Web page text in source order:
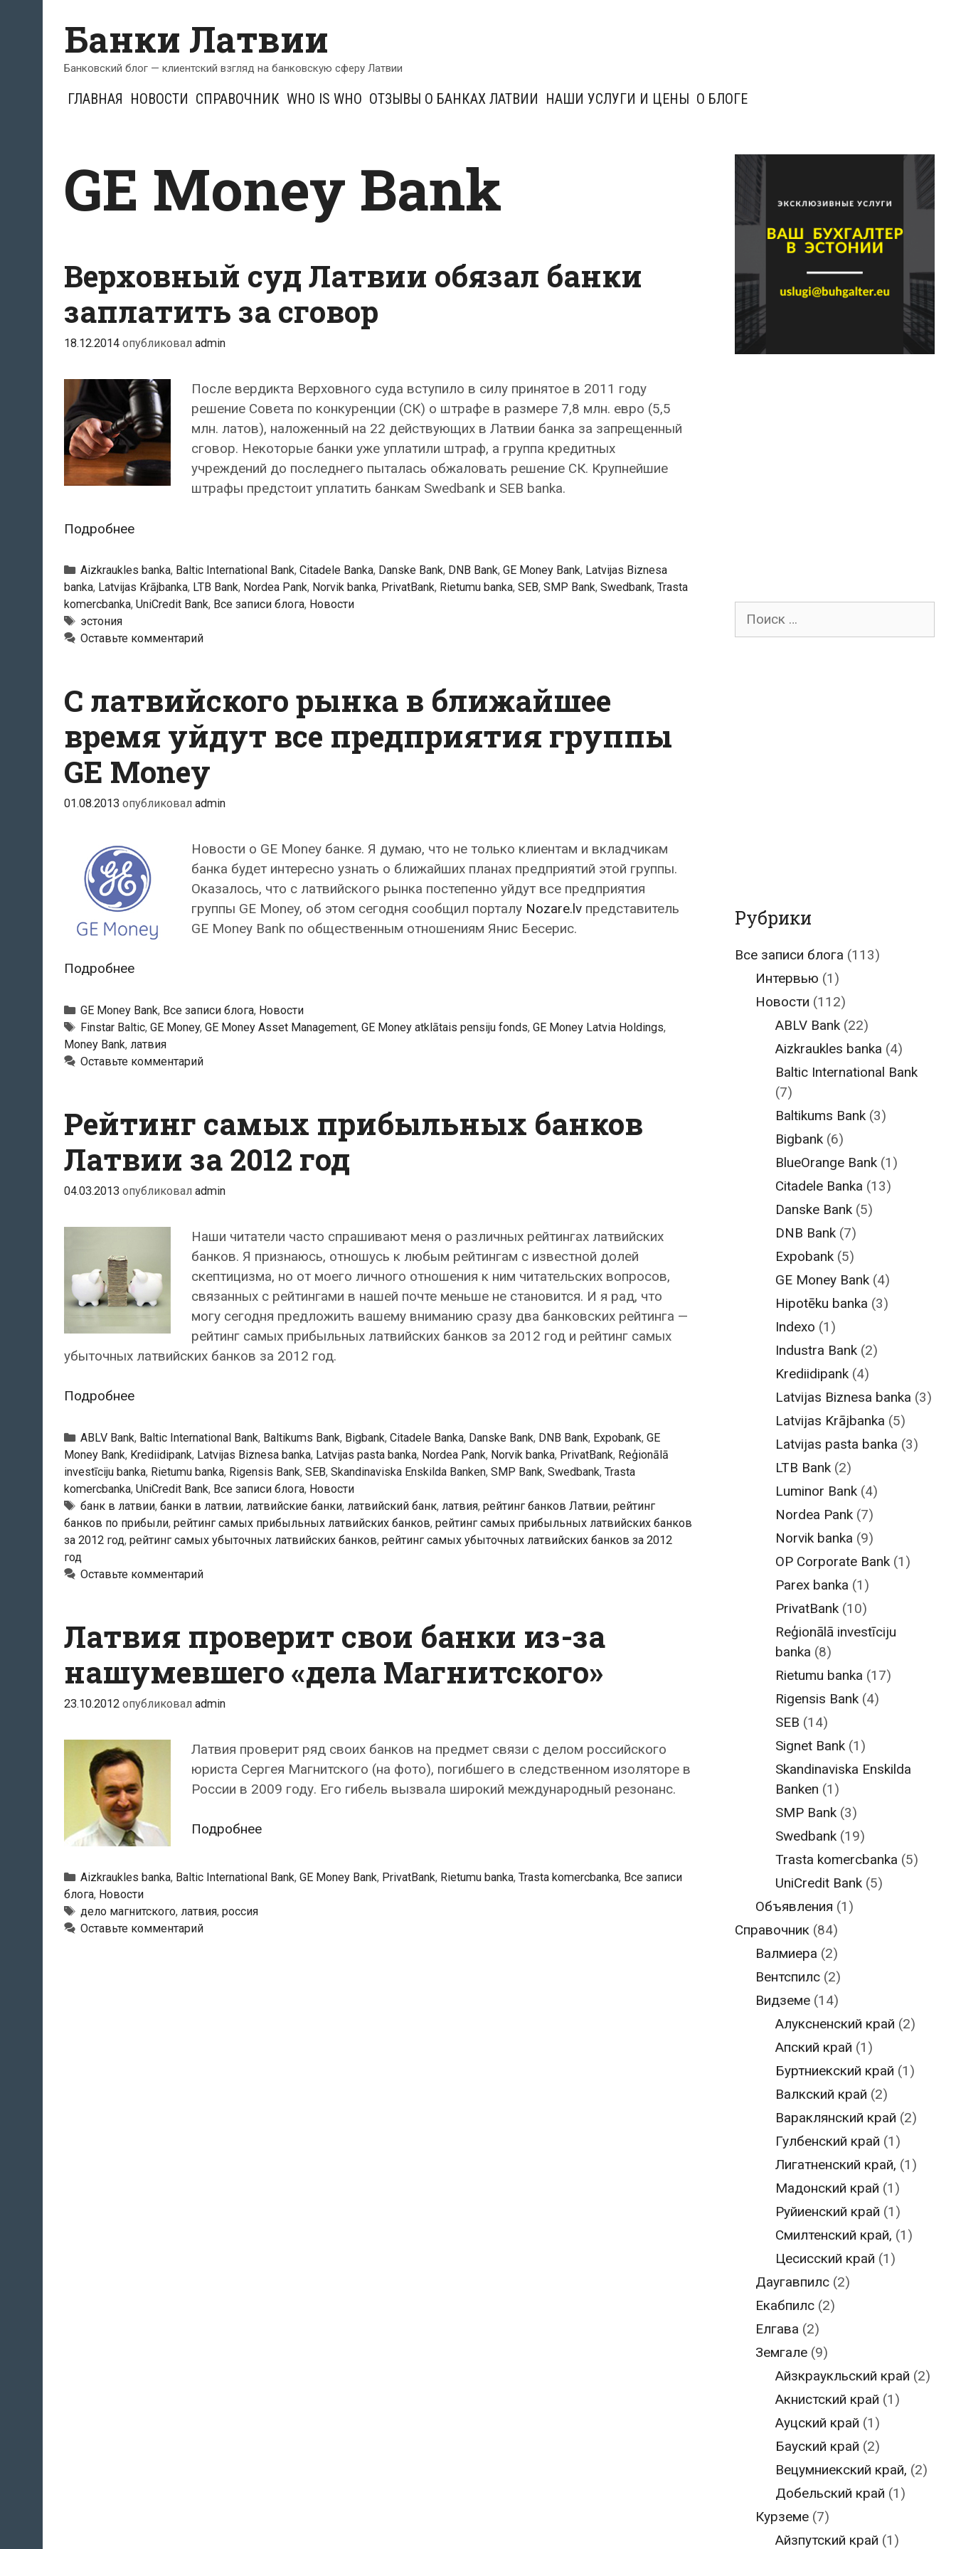
содержимому
Банки Латвии
Банковский блог — клиентский взгляд на банковскую сферу Латвии
ГЛАВНАЯ НОВОСТИ СПРАВОЧНИК WHO IS WHO ОТЗЫВЫ О БАНКАХ ЛАТВИИ НАШИ УСЛУГИ И ЦЕНЫ О БЛОГЕ
GE Money Bank
Верховный суд Латвии обязал банки
заплатить за сговор
18.12.2014 опубликовал admin
После вердикта Верховного суда вступило в силу принятое в 2011 году
решение Совета по конкуренции (СК) о штрафе в размере 7,8 млн. евро (5,5
млн. латов), наложенный на 22 действующих в Латвии банка за запрещенный
сговор. Некоторые банки уже уплатили штраф, а группа кредитных
учреждений до последнего пыталась обжаловать решение СК. Крупнейшие
штрафы предстоит уплатить банкам Swedbank и SEB banka.
ПодробнееВерховный
Латвии
обязал
банки
за
Рубрики
Aizkraukles banka, Baltic International Bank, Citadele Banka, Danske Bank, DNB Bank, GE Money Bank, Latvijas Biznesa
banka, Latvijas Krājbanka, LTB Bank, Nordea Pank, Norvik banka, PrivatBank, Rietumu banka, SEB, SMP Bank, Swedbank, Trasta
komercbanka, UniCredit Bank, Все записи блога, Новости
Тэги
эстония
Оставьте комментарий
С латвийского рынка в ближайшее
время уйдут все предприятия группы
GE Money
01.08.2013 опубликовал admin
Новости о GE Money банке. Я думаю, что не только клиентам и вкладчикам
банка будет интересно узнать о ближайших планах предприятий этой группы.
Оказалось, что с латвийского рынка постепенно уйдут все предприятия
группы GE Money, об этом сегодня сообщил порталу Nozare.lvпредставитель
GE Money Bank по общественным отношениям Янис Бесерис.
ПодробнееС
рынка
в
ближайшее
время
предприятия
GE
Money
Рубрики
GE Money Bank, Все записи блога, Новости
Тэги
Finstar Baltic, GE Money, GE Money Asset Management, GE Money atklātais pensiju fonds, GE Money Latvia Holdings,
Money Bank, латвия
Оставьте комментарий
Рейтинг самых прибыльных банков
Латвии за 2012 год
04.03.2013 опубликовал admin
Наши читатели часто спрашивают меня о различных рейтингах латвийских
банков. Я признаюсь, отношусь к любым рейтингам с известной долей
скептицизма, но от моего личного отношения к ним читательских вопросов,
связанных с рейтингами в нашей почте меньше не становится. И я рад, что
могу сегодня предложить вашему вниманию сразу два банковских рейтинга —
рейтинг самых прибыльных латвийских банков за 2012 год и рейтинг самых
убыточных латвийских банков за 2012 год.
ПодробнееРейтинг
прибыльных
банков
Латвии
за
2012
год
Рубрики
ABLV Bank, Baltic International Bank, Baltikums Bank, Bigbank, Citadele Banka, Danske Bank, DNB Bank, Expobank, GE
Money Bank, Krediidipank, Latvijas Biznesa banka, Latvijas pasta banka, Nordea Pank, Norvik banka, PrivatBank, Reģionālā
investīciju banka, Rietumu banka, Rigensis Bank, SEB, Skandinaviska Enskilda Banken, SMP Bank, Swedbank, Trasta
komercbanka, UniCredit Bank, Все записи блога, Новости
Тэги
банк в латвии, банки в латвии, латвийские банки, латвийский банк, латвия, рейтинг банков Латвии, рейтинг
банков по прибыли, рейтинг самых прибыльных латвийских банков, рейтинг самых прибыльных латвийских банков
за 2012 год, рейтинг самых убыточных латвийских банков, рейтинг самых убыточных латвийских банков за 2012
год
Оставьте комментарий
Латвия проверит свои банки из-за
нашумевшего «дела Магнитского»
23.10.2012 опубликовал admin
Латвия проверит ряд своих банков на предмет связи с делом российского
юриста Сергея Магнитского (на фото), погибшего в следственном изоляторе в
России в 2009 году. Его гибель вызвала широкий международный резонанс.
ПодробнееЛатвия
банки
Рубрики
Aizkraukles banka, Baltic International Bank, GE Money Bank, PrivatBank, Rietumu banka, Trasta komercbanka, Все записи
блога, Новости
Тэги
дело магнитского, латвия, россия
Оставьте комментарий
Поиск
Рубрики
Все записи блога (113)
Интервью (1)
Новости (112)
ABLV Bank (22)
Aizkraukles banka (4)
Baltic International Bank
(7)
Baltikums Bank (3)
Bigbank (6)
BlueOrange Bank (1)
Citadele Banka (13)
Danske Bank (5)
DNB Bank (7)
Expobank (5)
GE Money Bank (4)
Hipotēku banka (3)
Indexo (1)
Industra Bank (2)
Krediidipank (4)
Latvijas Biznesa banka (3)
Latvijas Krājbanka (5)
Latvijas pasta banka (3)
LTB Bank (2)
Luminor Bank (4)
Nordea Pank (7)
Norvik banka (9)
OP Corporate Bank (1)
Parex banka (1)
PrivatBank (10)
Reģionālā investīciju
banka (8)
Rietumu banka (17)
Rigensis Bank (4)
SEB (14)
Signet Bank (1)
Skandinaviska Enskilda
Banken (1)
SMP Bank (3)
Swedbank (19)
Trasta komercbanka (5)
UniCredit Bank (5)
Объявления (1)
Справочник (84)
Валмиера (2)
Вентспилс(2)
Видземе(14)
Алуксненский край (2)
Апский край (1)
Буртниекский край (1)
Валкский край (2)
Вараклянский край (2)
Гулбенский край (1)
Лигатненский край, (1)
Мадонский край (1)
Руйиенский край (1)
Смилтенский край, (1)
Цесисский край (1)
Даугавпилс(2)
Екабпилс(2)
Елгава (2)
Земгале(9)
Айзкраукльский край (2)
Акнистский край (1)
Ауцский край (1)
Бауский край (2)
Вецумниекский край, (2)
Добельский край (1)
Курземе(7)
Айзпутский край (1)